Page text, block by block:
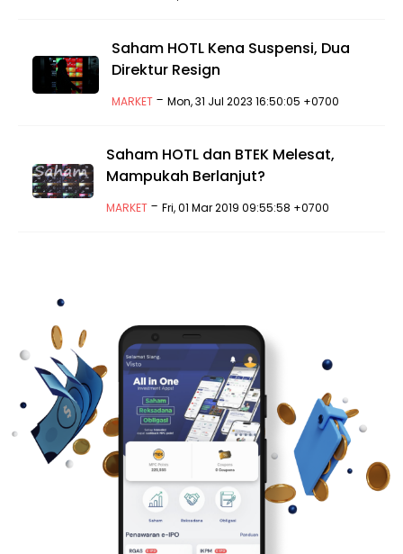
Saham HOTL Kena Suspensi, Dua
Direktur Resign
MARKET- Mon, 31 Jul 2023 16:50:05 +0700
Saham HOTL dan BTEK Melesat,
Mampukah Berlanjut?
MARKET- Fri, 01 Mar 2019 09:55:58 +0700